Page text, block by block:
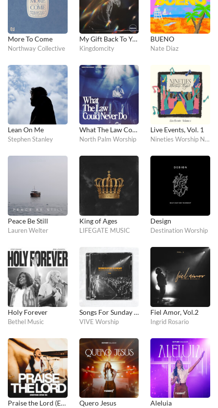
More To Come
Northway Collective
My Gift Back To You
Kingdomcity
BUENO
Nate Diaz
Lean On Me
Stephen Stanley
What The Law Could Never Do
North Palm Worship
Live Events, Vol. 1
Nineties Worship Night
Peace Be Still
Lauren Welter
King of Ages
LIFEGATE MUSIC
Design
Destination Worship
Holy Forever
Bethel Music
Songs For Sunday (Live)
VIVE Worship
Fiel Amor, Vol.2
Ingrid Rosario
Praise the Lord (Everything Within Me) Quero Jesus Aleluia